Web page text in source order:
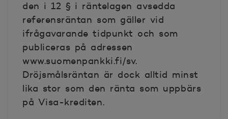
den i 12 § i räntelagen avsedda
referensräntan som gäller vid
ifrågavarande tidpunkt och som
publiceras på adressen
www.suomenpankki.fi/sv.
Dröjsmålsräntan är dock alltid minst
lika stor som den ränta som uppbärs
på Visa-krediten.